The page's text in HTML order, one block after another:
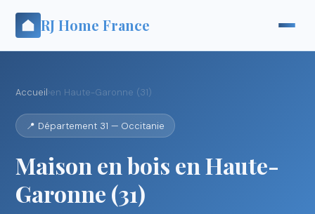
RJ Home France
Accueil›en Haute-Garonne (31)
📍 Département 31 — Occitanie
Maison en bois en Haute-
Garonne (31)